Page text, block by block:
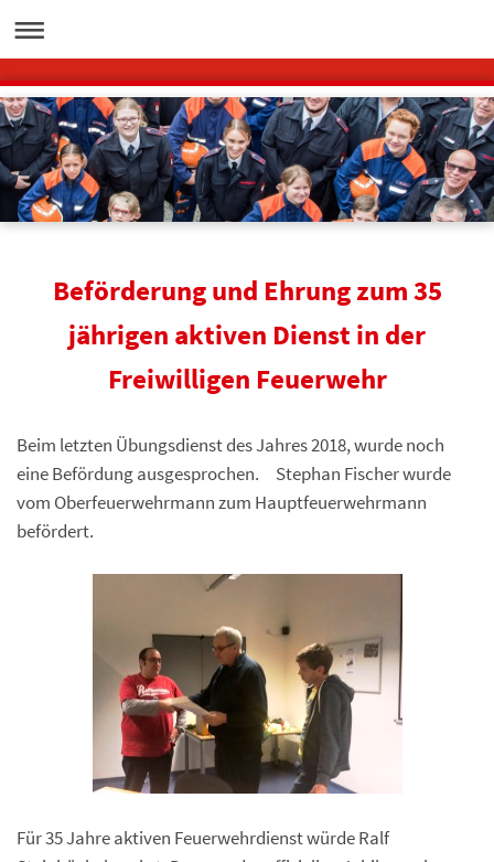
Beförderung und Ehrung zum 35
jährigen aktiven Dienst in der
Freiwilligen Feuerwehr
Beim letzten Übungsdienst des Jahres 2018, wurde noch
eine Befördung ausgesprochen. Stephan Fischer wurde
vom Oberfeuerwehrmann zum Hauptfeuerwehrmann
befördert.
Für 35 Jahre aktiven Feuerwehrdienst würde Ralf